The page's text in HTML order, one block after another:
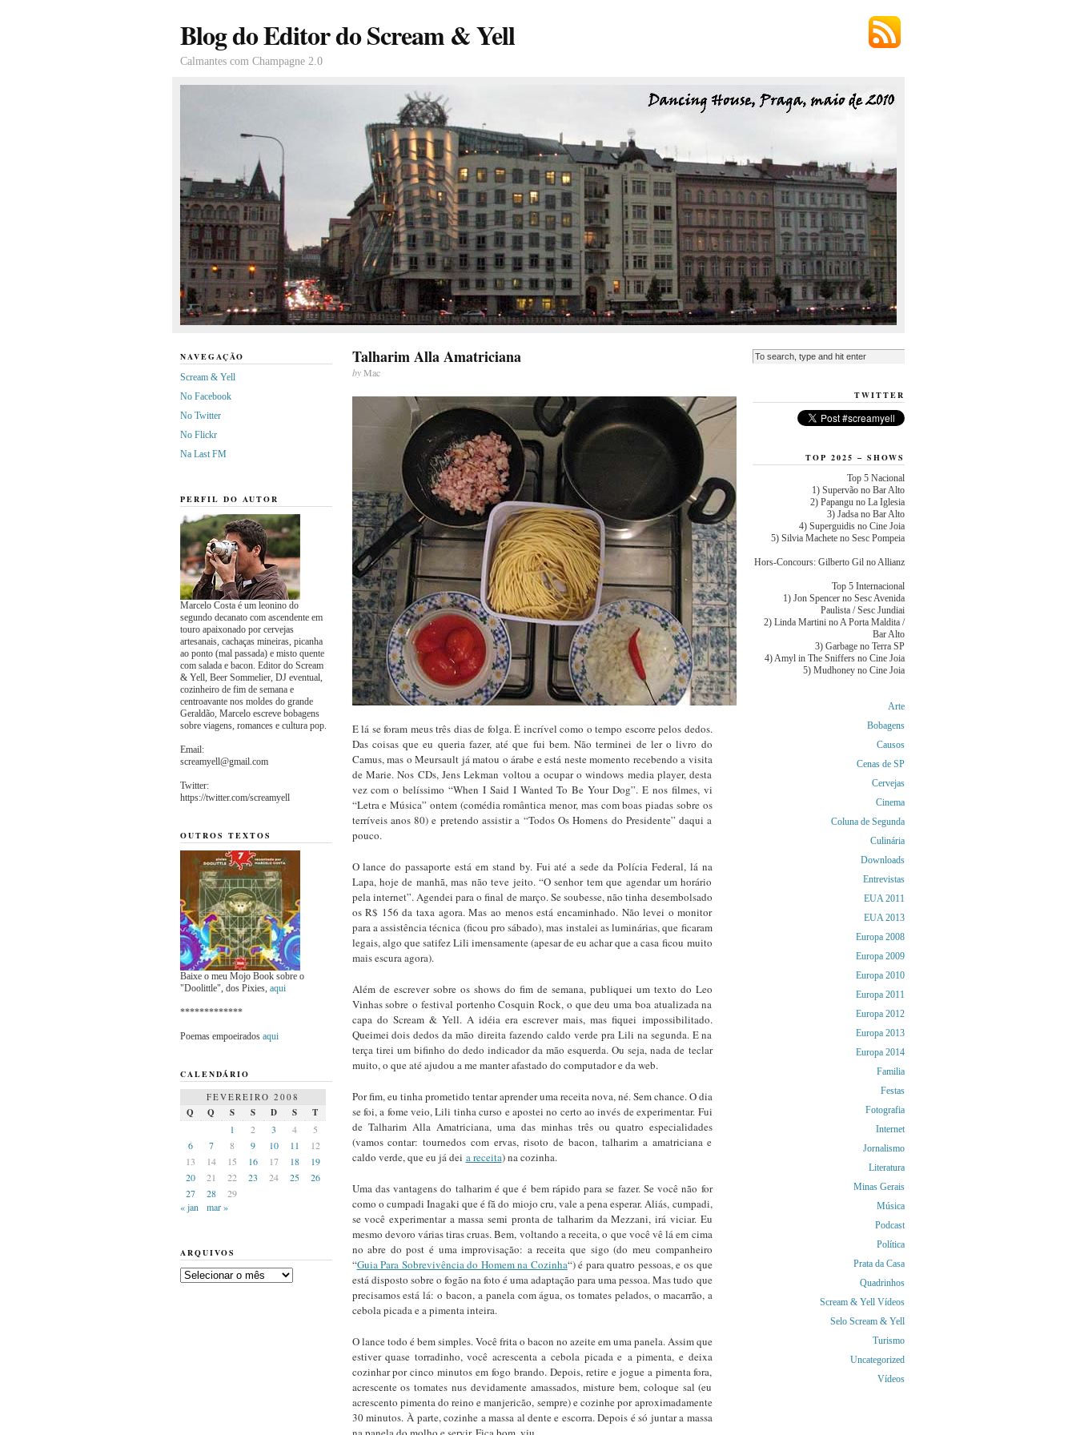
Blog do Editor do Scream & Yell
Calmantes com Champagne 2.0
Talharim Alla Amatriciana
byMac
E lá se foram meus três dias de folga. É incrível como o tempo escorre pelos dedos.
Das coisas que eu queria fazer, até que fui bem. Não terminei de ler o livro do
Camus, mas o Meursault já matou o árabe e está neste momento recebendo a visita
de Marie. Nos CDs, Jens Lekman voltou a ocupar o windows media player, desta
vez com o belíssimo “When I Said I Wanted To Be Your Dog”. E nos filmes, vi
“Letra e Música” ontem (comédia romântica menor, mas com boas piadas sobre os
terríveis anos 80) e pretendo assistir a “Todos Os Homens do Presidente” daqui a
pouco.
O lance do passaporte está em stand by. Fui até a sede da Polícia Federal, lá na
Lapa, hoje de manhã, mas não teve jeito. “O senhor tem que agendar um horário
pela internet”. Agendei para o final de março. Se soubesse, não tinha desembolsado
os R$ 156 da taxa agora. Mas ao menos está encaminhado. Não levei o monitor
para a assistência técnica (ficou pro sábado), mas instalei as luminárias, que ficaram
legais, algo que satifez Lili imensamente (apesar de eu achar que a casa ficou muito
mais escura agora).
Além de escrever sobre os shows do fim de semana, publiquei um texto do Leo
Vinhas sobre o festival portenho Cosquin Rock, o que deu uma boa atualizada na
capa do Scream & Yell. A idéia era escrever mais, mas fiquei impossibilitado.
Queimei dois dedos da mão direita fazendo caldo verde pra Lili na segunda. E na
terça tirei um bifinho do dedo indicador da mão esquerda. Ou seja, nada de teclar
muito, o que até ajudou a me manter afastado do computador e da web.
Por fim, eu tinha prometido tentar aprender uma receita nova, né. Sem chance. O dia
se foi, a fome veio, Lili tinha curso e apostei no certo ao invés de experimentar. Fui
de Talharim Alla Amatriciana, uma das minhas três ou quatro especialidades
(vamos contar: tournedos com ervas, risoto de bacon, talharim a amatriciana e
caldo verde, que eu já dei a receita) na cozinha.
Uma das vantagens do talharim é que é bem rápido para se fazer. Se você não for
como o cumpadi Inagaki que é fã do miojo cru, vale a pena esperar. Aliás, cumpadi,
se você experimentar a massa semi pronta de talharim da Mezzani, irá viciar. Eu
mesmo devoro várias tiras cruas. Bem, voltando a receita, o que você vê lá em cima
no abre do post é uma improvisação: a receita que sigo (do meu companheiro
“Guia Para Sobrevivência do Homem na Cozinha“) é para quatro pessoas, e os que
está disposto sobre o fogão na foto é uma adaptação para uma pessoa. Mas tudo que
precisamos está lá: o bacon, a panela com água, os tomates pelados, o macarrão, a
cebola picada e a pimenta inteira.
O lance todo é bem simples. Você frita o bacon no azeite em uma panela. Assim que
estiver quase torradinho, você acrescenta a cebola picada e a pimenta, e deixa
cozinhar por cinco minutos em fogo brando. Depois, retire e jogue a pimenta fora,
acrescente os tomates nus devidamente amassados, misture bem, coloque sal (eu
acrescento pimenta do reino e manjericão, sempre) e cozinhe por aproximadamente
30 minutos. À parte, cozinhe a massa al dente e escorra. Depois é só juntar a massa
NAVEGAÇÃO
Scream & Yell
No Facebook
No Twitter
No Flickr
Na Last FM
PERFIL DO AUTOR
Marcelo Costa é um leonino do
segundo decanato com ascendente em
touro apaixonado por cervejas
artesanais, cachaças mineiras, picanha
ao ponto (mal passada) e misto quente
com salada e bacon. Editor do Scream
& Yell, Beer Sommelier, DJ eventual,
cozinheiro de fim de semana e
centroavante nos moldes do grande
Geraldão, Marcelo escreve bobagens
sobre viagens, romances e cultura pop.
Email:
screamyell@gmail.com
Twitter:
https://twitter.com/screamyell
OUTROS TEXTOS
Baixe o meu Mojo Book sobre o
"Doolittle", dos Pixies, aqui
*************
Poemas empoeirados aqui
CALENDÁRIO
FEVEREIRO 2008
Q Q S S D S
T
1
2 3 4
5
6
7 8 9 10 11
12
13
14 15 16 17 18
19
20
21 22 23 24 25
26
27
28
29
« jan
mar »
ARQUIVOS
Arquivos
TWITTER
TOP 2025 – SHOWS
Top 5 Nacional
1) Supervão no Bar Alto
2) Papangu no La Iglesia
3) Jadsa no Bar Alto
4) Superguidis no Cine Joia
5) Silvia Machete no Sesc Pompeia
Hors-Concours: Gilberto Gil no Allianz
Top 5 Internacional
1) Jon Spencer no Sesc Avenida
Paulista / Sesc Jundiai
2) Linda Martini no A Porta Maldita /
Bar Alto
3) Garbage no Terra SP
4) Amyl in The Sniffers no Cine Joia
5) Mudhoney no Cine Joia
Arte
Bobagens
Causos
Cenas de SP
Cervejas
Cinema
Coluna de Segunda
Culinária
Downloads
Entrevistas
EUA 2011
EUA 2013
Europa 2008
Europa 2009
Europa 2010
Europa 2011
Europa 2012
Europa 2013
Europa 2014
Familia
Festas
Fotografia
Internet
Jornalismo
Literatura
Minas Gerais
Música
Podcast
Política
Prata da Casa
Quadrinhos
Scream & Yell Vídeos
Selo Scream & Yell
Turismo
Uncategorized
Vídeos